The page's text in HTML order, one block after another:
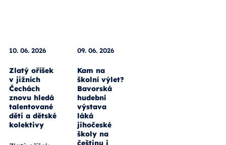
10. 06. 2026
Zlatý oříšek
v jižních
Čechách
znovu hledá
talentované
děti a dětské
kolektivy
09. 06. 2026
Kam na
školní výlet?
Bavorská
hudební
výstava
láká
jihočeské
školy na